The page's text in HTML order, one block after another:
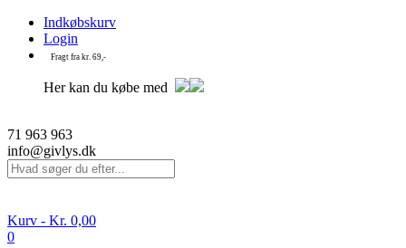
Indkøbskurv
Login
Fragt fra kr. 69,-
Her kan du købe med
71 963 963
info@givlys.dk
Kurv - Kr. 0,00
0